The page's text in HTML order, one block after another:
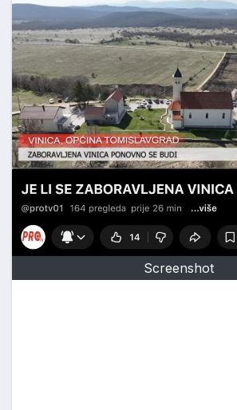
Screenshot